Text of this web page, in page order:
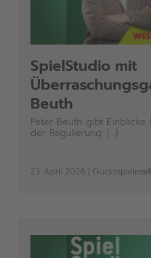
SpielStudio mit
Beuth
Peter Beuth gibt Einblicke
der Regulierung: [...]
23. April 2026